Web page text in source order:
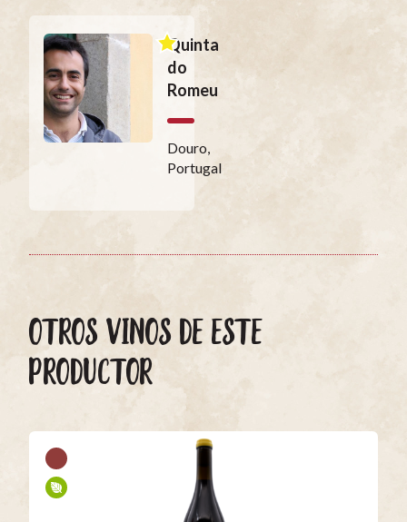
Quinta
do
Romeu
Douro,
Portugal
OTROS VINOS DE ESTE
PRODUCTOR